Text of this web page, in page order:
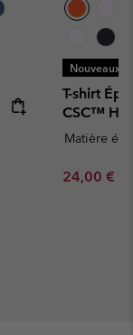
Nouveaux
T-shirt
CSC™
Matière
Minimum
24,00 €